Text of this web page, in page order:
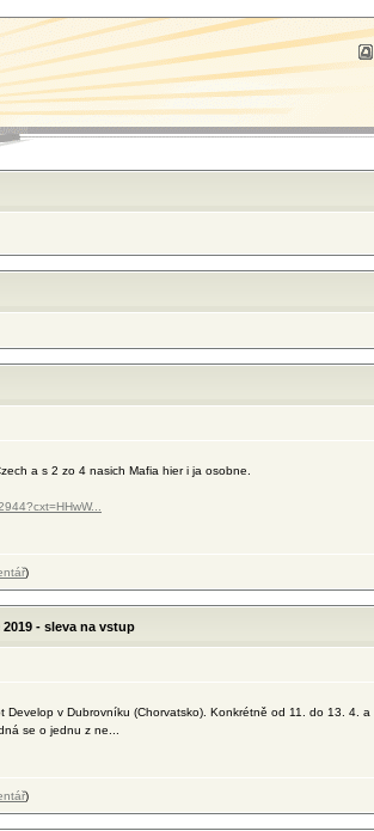
a s 2 zo 4 nasich Mafia hier i ja osobne.
)
- sleva na vstup
v Dubrovníku (Chorvatsko). Konkrétně od 11. do 13. 4. a
se o jednu z ne...
)